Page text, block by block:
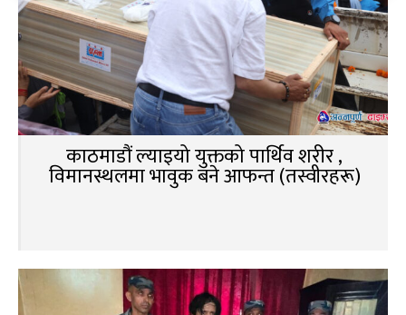
काठमाडौं ल्याइयो युक्तको पार्थिव शरीर ,
विमानस्थलमा भावुक बने आफन्त (तस्वीरहरू)